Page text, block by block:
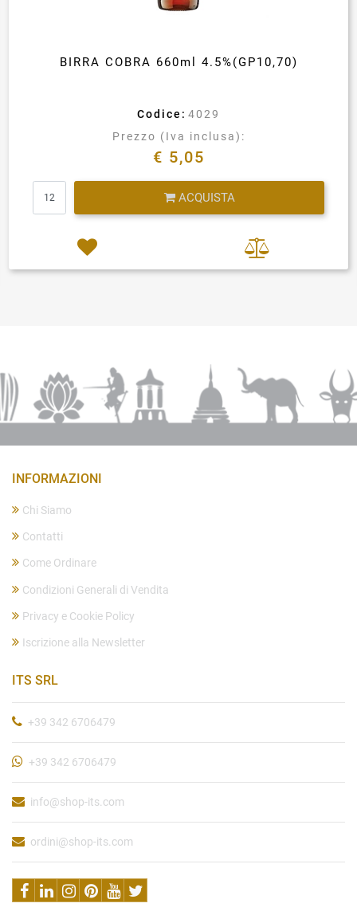
BIRRA COBRA 660ml 4.5%(GP10,70)
Codice: 4029
Prezzo (Iva inclusa):
€ 5,05
ACQUISTA
INFORMAZIONI
Chi Siamo
Contatti
Come Ordinare
Condizioni Generali di Vendita
Privacy e Cookie Policy
Iscrizione alla Newsletter
ITS SRL
+39 342 6706479
+39 342 6706479
info@shop-its.com
ordini@shop-its.com